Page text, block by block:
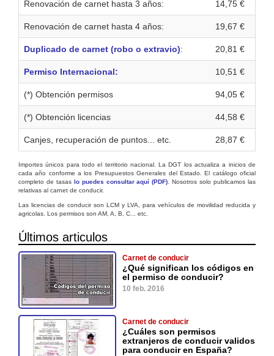
Renovación de carnet hasta 3 años: 14,75 €
Renovación de carnet hasta 4 años: 19,67 €
Duplicado de carnet (robo o extravio): 20,81 €
Permiso Internacional: 10,51 €
(*) Obtención permisos 94,05 €
(*) Obtención licencias 44,58 €
Canjes, recuperación de puntos... etc. 28,87 €
Importes únicos para todo el territorio nacional. La DGT los actualiza a inicios de
cada año conforme a los Presupuestos Generales del Estado. El catálogo oficial
completo de tasas lo puedes consultar aquí (PDF) . Nosotros solo publicamos las
relativas al carnet de conducir.
Las licencias de conducir son LCM y LVA, para vehículos de movilidad reducida y
agricolas. Los permisos son AM, A, B, C... etc.
Últimos articulos
Carnet de conducir
¿Qué significan los códigos en
el permiso de conducir?
10 feb. 2016
Carnet de conducir
¿Cuáles son permisos
extranjeros de conducir validos
para conducir en España?